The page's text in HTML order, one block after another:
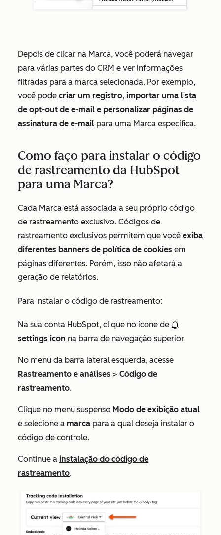
Depois de clicar na Marca, você poderá navegar
para várias partes do CRM e ver informações
filtradas para a marca selecionada. Por exemplo,
você pode criar um registro, importar uma lista
de opt-out de e-mail e personalizar páginas de
assinatura de e-mail para uma Marca específica.
Como faço para instalar o código
de rastreamento da HubSpot
para uma Marca?
Cada Marca está associada a seu próprio código
de rastreamento exclusivo. Códigos de
rastreamento exclusivos permitem que você exiba
diferentes banners de política de cookies em
páginas diferentes. Porém, isso não afetará a
geração de relatórios.
Para instalar o código de rastreamento:
Na sua conta HubSpot, clique no ícone de
settings icon na barra de navegação superior.
No menu da barra lateral esquerda, acesse
Rastreamento e análises > Código de
rastreamento.
Clique no menu suspenso Modo de exibição atual
e selecione a marca para a qual deseja instalar o
código de controle.
Continue a instalação do código de
rastreamento.